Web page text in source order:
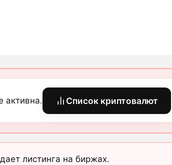
активна. Список криптовалют
листинга на биржах.